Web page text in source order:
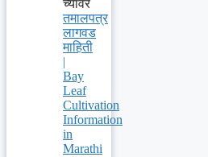
च्यावर
तमालपत्र
लागवड
माहिती
|
Bay
Leaf
Cultivation
Information
in
Marathi